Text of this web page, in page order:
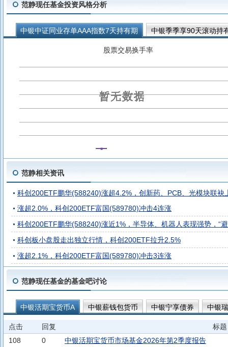
范静现任基金投资风格分析
中银中证同业存单AAA指数7天持有期
中银季季享90天滚动持
中银宁享债券 中银瑞福浮动净值型货币A
股票交易换手率
范静相关资讯
科创200ETF鹏华(588240)涨超4.2%，创新药、PCB、光模块联袂
涨超2.0%，科创200ETF富国(589780)冲击4连涨
科创200ETF鹏华(588240)涨近1%，半导体、机器人表现强势，“
科创板小盘股走出独立行情，科创200ETF拉升2.5%
涨超2.1%，科创200ETF富国(589780)冲击3连涨
范静现任基金的基金吧讨论
中银活期宝货币A 中银薪钱包货币 中银宁享债券
中银
中银季季享90天滚动持有中短债债券发起C
中银中证同业存
中银活期宝货币B
点击 回复
标题
108
0 中银活期宝货币市场基金2026年第2季度报告